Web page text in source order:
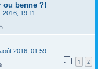
ou benne ?!
2016, 19:11
2016, 01:59
1 2